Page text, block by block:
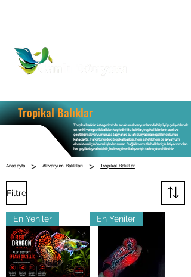
Tropikal Balıklar
Tropikal balıklar kategorimizde, sıcak su akvaryumlarında büyüyüp gelişebilecek
en renkli ve egzotik balıkları keşfedin! Bu balıklar, tropikal iklimlerin canlı ve
çeşitliliğini akvaryumunuza taşıyarak, su altı dünyasına neşeli bir dokunuş
katacaktır. Farklı türlerdeki tropikal balıklar, hem estetik hem de akvaryum
ekosistemi için önemli işlevler sunar. Sağlıklı ve mutlu balıklar için ihtiyacınız olan
her şeyi kolayca bulabilir, hızlı ve güvenli alışverişin tadını çıkarabilirsiniz.
Anasayfa > Akvaryum Balıkları > Tropikal Balıklar
Filtre
En Yeniler En Yeniler